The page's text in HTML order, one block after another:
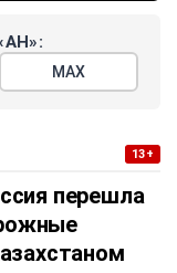
МАХ
13+
перешла